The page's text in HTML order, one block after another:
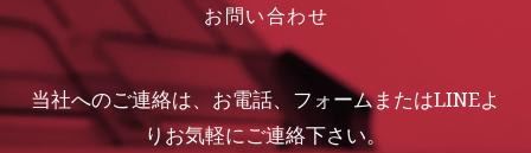
お問い合わせ
当社へのご連絡は、お電話、フォームまたはLINEよ
りお気軽にご連絡下さい。